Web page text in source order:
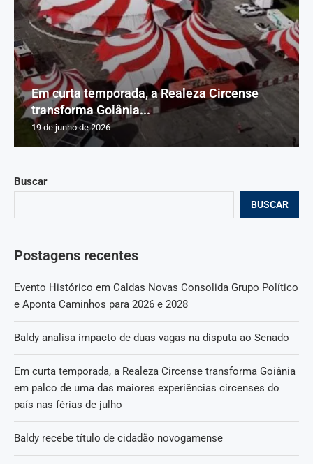
Buscar
BUSCAR
Postagens recentes
Evento Histórico em Caldas Novas Consolida Grupo Político
e Aponta Caminhos para 2026 e 2028
Baldy analisa impacto de duas vagas na disputa ao Senado
Em curta temporada, a Realeza Circense transforma Goiânia
em palco de uma das maiores experiências circenses do
país nas férias de julho
Baldy recebe título de cidadão novogamense
Em curta temporada, a Realeza Circense
transforma Goiânia...
19 de junho de 2026